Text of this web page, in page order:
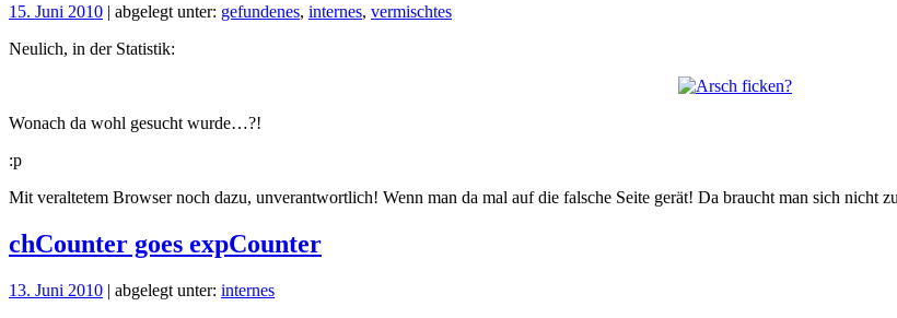
15. Juni 2010 | abgelegt unter: gefundenes, internes, vermischtes
Neulich, in der Statistik:
Wonach da wohl gesucht wurde…?!
:p
Mit veraltetem Browser noch dazu, unverantwortlich! Wenn man da mal auf die falsche Seite gerät! Da braucht man sich
chCounter goes expCounter
13. Juni 2010 | abgelegt unter: internes